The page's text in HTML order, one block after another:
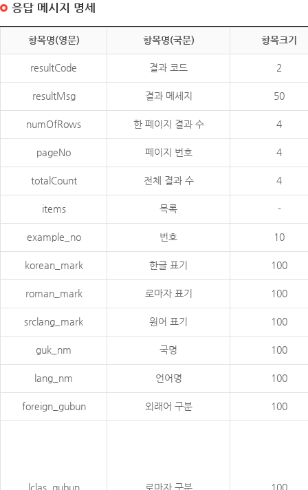
응답 메시지 명세
항목명(영문) 항목명(국문) 항목크기
resultCode 결과 코드 2
resultMsg 결과 메세지 50
numOfRows 한 페이지 결과 수 4
pageNo 페이지 번호 4
totalCount 전체 결과 수 4
items 목록 -
example_no 번호 10
korean_mark 한글 표기 100
roman_mark 로마자 표기 100
srclang_mark 원어 표기 100
guk_nm 국명 100
lang_nm 언어명 100
foreign_gubun 외래어 구분 100
lclas_gubun 로마자 구분 100